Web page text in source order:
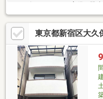
も便利・徒歩圏内に小学校が
めのお客様、正しい家探しを
ート回答でギフトカードプレ
【新大久保】駅徒歩10分 他2
記の《資料請求》又は《見学
アクタス 0120-105-111(通話無
東京都新宿区大久